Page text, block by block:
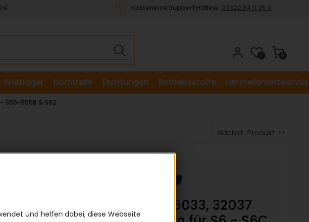
€ Kostenlose Support Hotline: 03322 84 11 95 9
0
0
Wälzlager Normteile Dichtungen Betriebsstoffe Herstellerverzeichnis
S55-S55B & S62
Nächst. Produkt >>
STAFOR 16033, 32037
und helfen dabei, diese Webseite